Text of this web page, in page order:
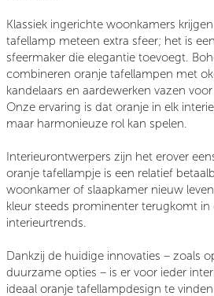
Klassiek ingerichte woonkamers
tafellamp meteen extra sfeer; het is
sfeermaker die elegantie toevoegt.
combineren oranje tafellampen met
kandelaars en aardewerken vazen
Onze ervaring is dat oranje in elk
maar harmonieuze rol kan spelen.
Interieurontwerpers zijn het erover
oranje tafellampje is een relatief
woonkamer of slaapkamer nieuw
kleur steeds prominenter terugkomt in
interieurtrends.
Dankzij de huidige innovaties – zoals
duurzame opties – is er voor ieder
ideaal oranje tafellampdesign te